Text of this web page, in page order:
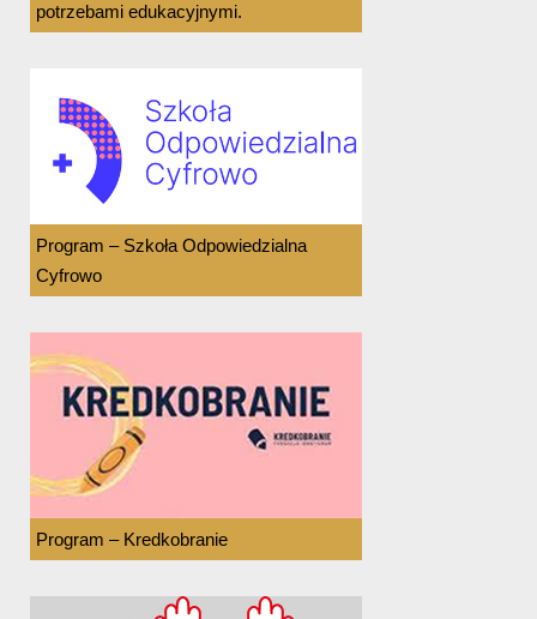
potrzebami edukacyjnymi.
Program – Szkoła Odpowiedzialna
Cyfrowo
Program – Kredkobranie